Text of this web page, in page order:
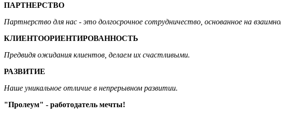
ПАРТНЕРСТВО
Партнерство для нас - это долгосрочное сотрудничество, основанное на
КЛИЕНТООРИЕНТИРОВАННОСТЬ
Предвидя ожидания клиентов, делаем их счастливыми.
РАЗВИТИЕ
Наше уникальное отличие в непрерывном развитии.
"Пролеум" - работодатель мечты!